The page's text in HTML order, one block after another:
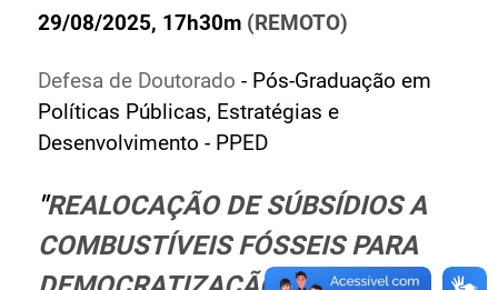
Ministério de Minas e Energia
Comunicações
Ministério do Meio Ambiente
Ministério do Turismo
Controladoria-Geral da União
Ministério da Mulher, da Família e dos Direitos Humanos
29/08/2025, 17h30m (REMOTO)
Defesa de Doutorado - Pós-Graduação em
Políticas Públicas, Estratégias e
Desenvolvimento - PPED
"REALOCAÇÃO DE SÚBSÍDIOS A
COMBUSTÍVEIS FÓSSEIS PARA